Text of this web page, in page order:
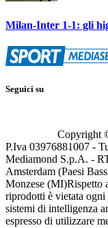
Milan-Inter 1-1: gli
Seguici su
Copyright
P.Iva 03976881007 -
Mediamond S.p.A. -
Amsterdam (Paesi
Monzese (MI)Rispetto
riprodotti è vietata ogni
sistemi di intelligenza
espresso di utilizzare